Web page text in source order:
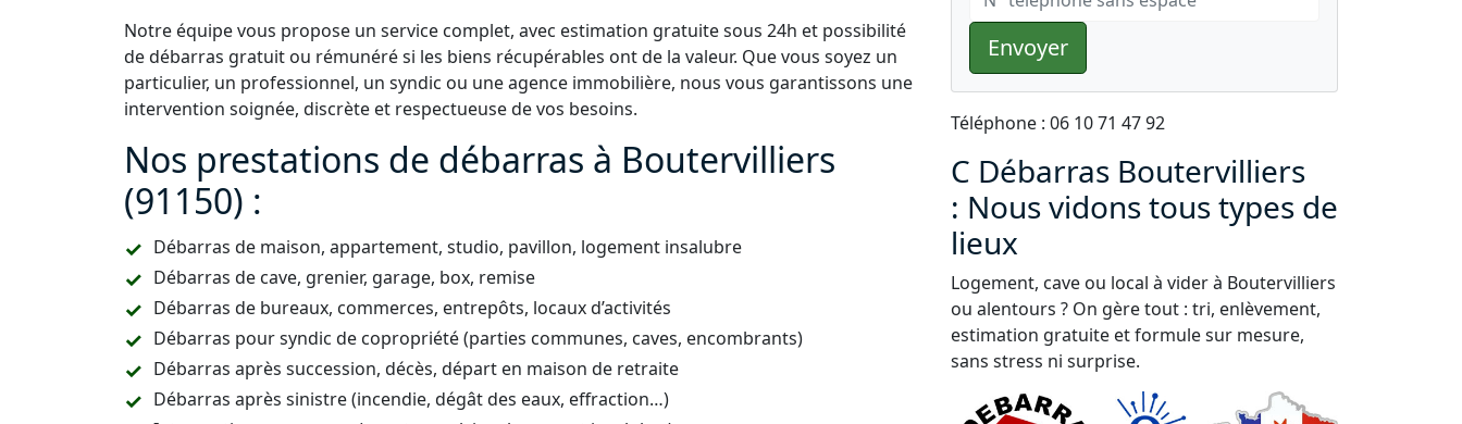
Notre équipe vous propose un service complet, avec estimation gratuite sous 24h et possibilité
de débarras gratuit ou rémunéré si les biens récupérables ont de la valeur. Que vous soyez un
particulier, un professionnel, un syndic ou une agence immobilière, nous vous garantissons une
intervention soignée, discrète et respectueuse de vos besoins.
Nos prestations de débarras à Boutervilliers
(91150) :
Débarras de maison, appartement, studio, pavillon, logement insalubre
Débarras de cave, grenier, garage, box, remise
Débarras de bureaux, commerces, entrepôts, locaux d’activités
Débarras pour syndic de copropriété (parties communes, caves, encombrants)
Débarras après succession, décès, départ en maison de retraite
Débarras après sinistre (incendie, dégât des eaux, effraction…)
Envoyer
Téléphone : 06 10 71 47 92
C Débarras Boutervilliers
: Nous vidons tous types de
lieux
Logement, cave ou local à vider à Boutervilliers
ou alentours ? On gère tout : tri, enlèvement,
estimation gratuite et formule sur mesure,
sans stress ni surprise.